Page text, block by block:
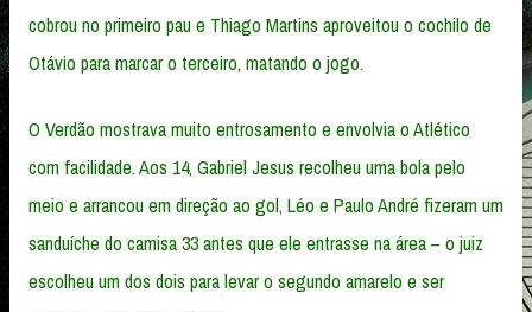
cobrou no primeiro pau e Thiago Martins aproveitou o cochilo de
Otávio para marcar o terceiro, matando o jogo.
O Verdão mostrava muito entrosamento e envolvia o Atlético
com facilidade. Aos 14, Gabriel Jesus recolheu uma bola pelo
meio e arrancou em direção ao gol, Léo e Paulo André fizeram um
sanduíche do camisa 33 antes que ele entrasse na área – o juiz
escolheu um dos dois para levar o segundo amarelo e ser